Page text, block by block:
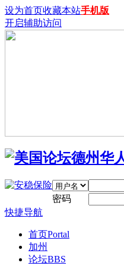
设为首页收藏本站手机版
开启辅助访问
密码
快捷导航
首页Portal
加州
论坛BBS